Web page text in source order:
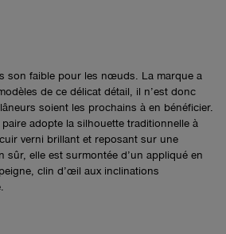
son faible pour les nœuds. La marque a
de ce délicat détail, il n’est donc
soient les prochains à en bénéficier.
adopte la silhouette traditionnelle à
verni brillant et reposant sur une
sûr, elle est surmontée d’un appliqué en
clin d’œil aux inclinations